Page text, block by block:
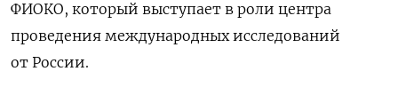
ФИОКО, который выступает в роли центра
проведения международных исследований
от России.